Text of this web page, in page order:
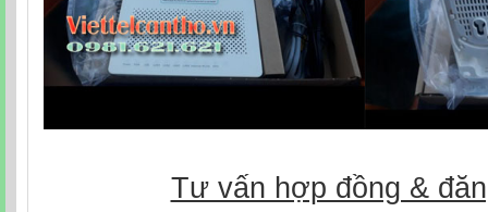
Tư vấn hợp đồng &